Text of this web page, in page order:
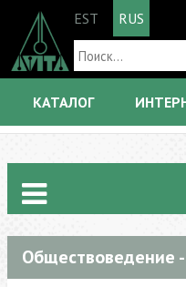
EST RUS
КАТАЛОГ
Обществоведение